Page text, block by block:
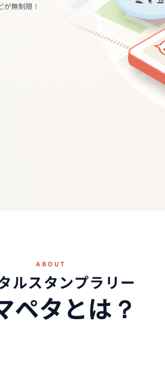
無制限！
ABOUT
ルスタンプラリー
ペタとは？